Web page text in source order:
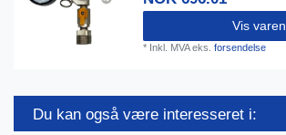
Vis varen
* Inkl. MVAeks.forsendelse
Du kan også være interesseret i: